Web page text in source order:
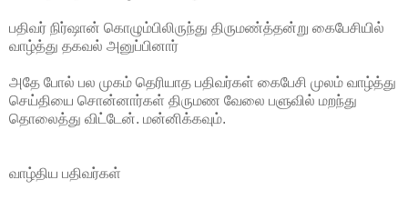
பதிவர் நிர்ஷான் கொழும்பிலிருந்து திருமண்த்தன்று கைபேசியில்
வாழ்த்து தகவல் அனுப்பினார்
அதே போல் பல முகம் தெரியாத பதிவர்கள் கைபேசி முலம் வாழ்த்து
செய்தியை சொன்னார்கள் திருமண வேலை பளுவில் மறந்து
தொலைத்து விட்டேன். மன்னிக்கவும்.
வாழ்திய பதிவர்கள்